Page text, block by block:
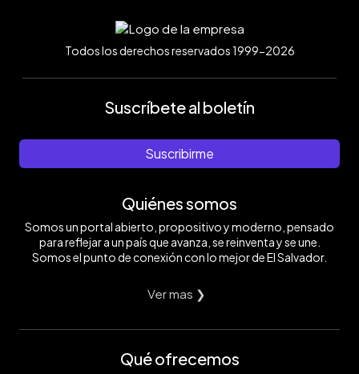
Todos los derechos reservados 1999-2026
Suscríbete al boletín
Suscribirme
Quiénes somos
Somos un portal abierto, propositivo y moderno, pensado
para reflejar a un país que avanza, se reinventa y se une.
Somos el punto de conexión con lo mejor de El Salvador.
Ver mas ❯
Qué ofrecemos